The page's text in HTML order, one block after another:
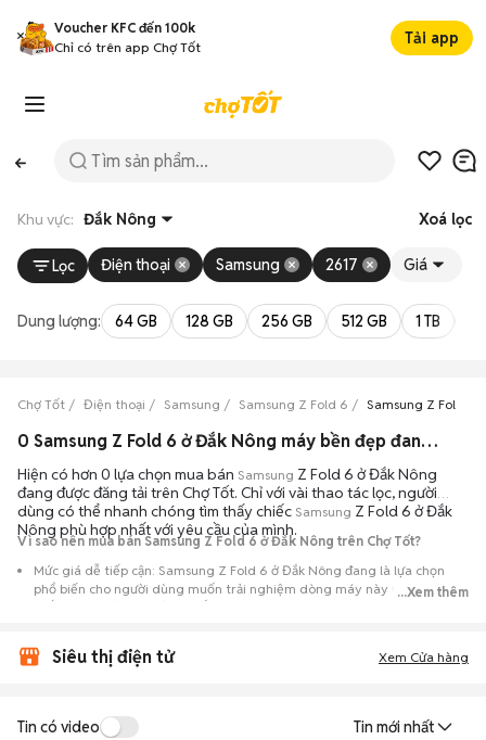
Voucher KFC đến 100k
Chỉ có trên app Chợ Tốt
Tải app
Khu vực: Đắk Nông Xoá lọc
Lọc Điện thoại Samsung 2617 Giá
Dung lượng: 64 GB 128 GB 256 GB 512 GB 1 TB
Chợ Tốt Điện thoại Samsung Samsung Z Fold 6 Samsung Z Fold 6
0 Samsung Z Fold 6 ở Đắk Nông máy bền đẹp đang bán 08/2026
Hiện có hơn 0 lựa chọn mua bán Samsung Z Fold 6 ở Đắk Nông
đang được đăng tải trên Chợ Tốt. Chỉ với vài thao tác lọc, người
dùng có thể nhanh chóng tìm thấy chiếc Samsung Z Fold 6 ở Đắk
Nông phù hợp nhất với yêu cầu của mình.
Vì sao nên mua bán Samsung Z Fold 6 ở Đắk Nông trên Chợ Tốt?
Mức giá dễ tiếp cận: Samsung Z Fold 6 ở Đắk Nông đang là lựa chọn
phổ biến cho người dùng muốn trải nghiệm dòng máy này với chi phí
thấp hơn so với khi mới ra mắt.
Nông từ nhiều cá nhân muốn lên đời máy, mang đến đa dạng sự lựa
chọn về tình trạng bảo hành, hình thức máy và màu sắc.
đánh giá chính xác hiệu năng thực tế của máy so với mô tả trên
...Xem thêm
Siêu thị điện tử Xem Cửa hàng
Tin có video Tin mới nhất